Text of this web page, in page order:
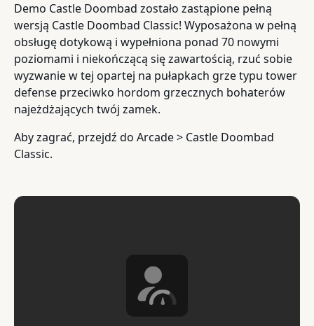
Demo Castle Doombad zostało zastąpione pełną
wersją Castle Doombad Classic! Wyposażona w pełną
obsługę dotykową i wypełniona ponad 70 nowymi
poziomami i niekończącą się zawartością, rzuć sobie
wyzwanie w tej opartej na pułapkach grze typu tower
defense przeciwko hordom grzecznych bohaterów
najeżdżających twój zamek.
Aby zagrać, przejdź do Arcade > Castle Doombad
Classic.